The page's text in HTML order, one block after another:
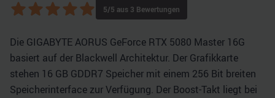
5/5 aus 3 Bewertungen
Die GIGABYTE AORUS GeForce RTX 5080 Master 16G
basiert auf der Blackwell Architektur. Der Grafikkarte
stehen 16 GB GDDR7 Speicher mit einem 256 Bit breiten
Speicherinterface zur Verfügung. Der Boost-Takt liegt bei